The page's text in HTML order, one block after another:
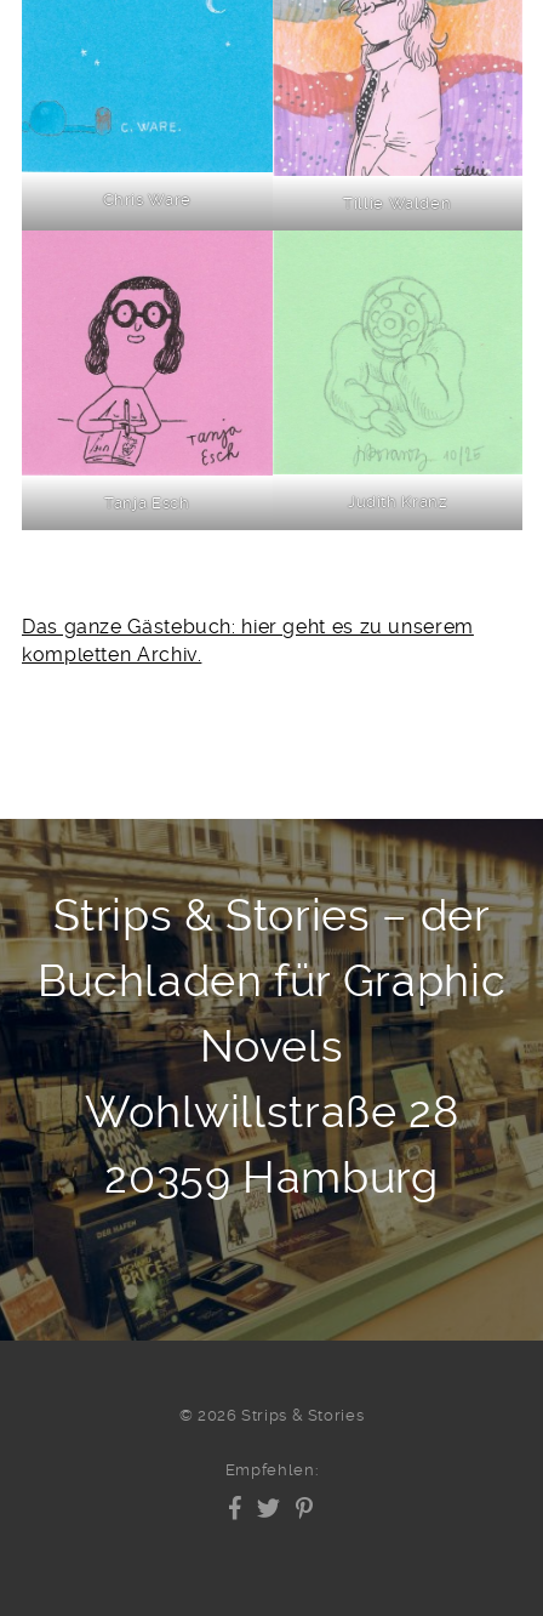
Chris Ware Tillie Walden
Tanja Esch Judith Kranz
Das ganze Gästebuch: hier geht es zu unserem
kompletten Archiv.
Strips & Stories – der
Buchladen für Graphic
Novels
Wohlwillstraße 28
20359 Hamburg
© 2026 Strips & Stories
Empfehlen: